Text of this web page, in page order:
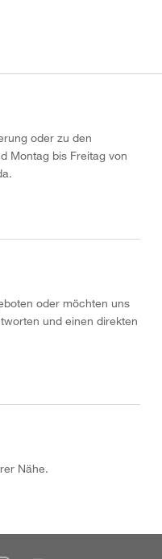
oder zu den
Montag bis Freitag von
oder möchten uns
und einen direkten
Nähe.